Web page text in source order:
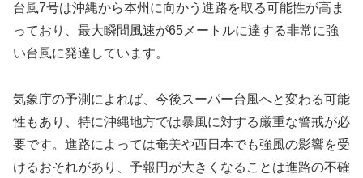
台風7号は沖縄から本州に向かう進路を取る可能性が高ま
っており、最大瞬間風速が65メートルに達する非常に強
い台風に発達しています。
気象庁の予測によれば、今後スーパー台風へと変わる可能
性もあり、特に沖縄地方では暴風に対する厳重な警戒が必
要です。進路によっては奄美や西日本でも強風の影響を受
けるおそれがあり、予報円が大きくなることは進路の不確